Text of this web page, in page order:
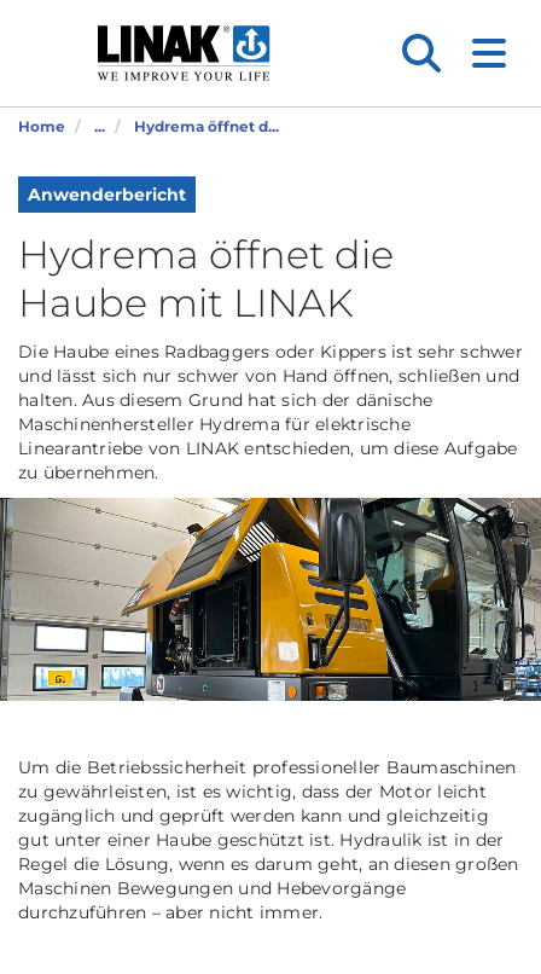
Home ... Hydrema öffnet d...
Anwenderbericht
Hydrema öffnet die
Haube mit LINAK
Die Haube eines Radbaggers oder Kippers ist sehr schwer
und lässt sich nur schwer von Hand öffnen, schließen und
halten. Aus diesem Grund hat sich der dänische
Maschinenhersteller Hydrema für elektrische
Linearantriebe von LINAK entschieden, um diese Aufgabe
zu übernehmen.
Um die Betriebssicherheit professioneller Baumaschinen
zu gewährleisten, ist es wichtig, dass der Motor leicht
zugänglich und geprüft werden kann und gleichzeitig
gut unter einer Haube geschützt ist. Hydraulik ist in der
Regel die Lösung, wenn es darum geht, an diesen großen
Maschinen Bewegungen und Hebevorgänge
durchzuführen – aber nicht immer.